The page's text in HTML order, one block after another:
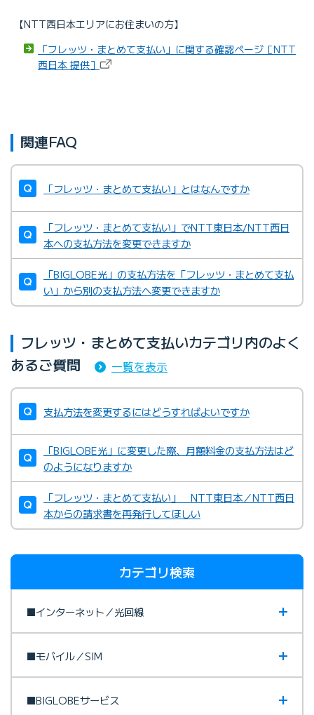
【NTT西日本エリアにお住まいの方】
「フレッツ・まとめて支払い」に関する確認ページ［NTT
西日本 提供］
関連FAQ
「フレッツ・まとめて支払い」とはなんですか
「フレッツ・まとめて支払い」でNTT東日本/NTT西日
本への支払方法を変更できますか
「BIGLOBE光」の支払方法を「フレッツ・まとめて支払
い」から別の支払方法へ変更できますか
フレッツ・まとめて支払いカテゴリ内のよく
あるご質問
一覧を表示
支払方法を変更するにはどうすればよいですか
「BIGLOBE光」に変更した際、月額料金の支払方法はど
のようになりますか
「フレッツ・まとめて支払い」 NTT東日本／NTT西日
本からの請求書を再発行してほしい
カテゴリ検索
■インターネット／光回線
■モバイル／SIM
■BIGLOBEサービス